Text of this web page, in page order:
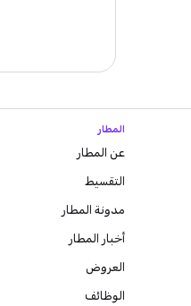
المطار
عن المطار
التقسيط
مدونة المطار
أخبار المطار
العروض
الوظائف